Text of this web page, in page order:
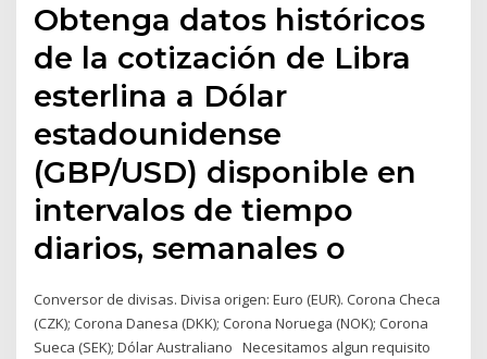
Obtenga datos históricos
de la cotización de Libra
esterlina a Dólar
estadounidense
(GBP/USD) disponible en
intervalos de tiempo
diarios, semanales o
Conversor de divisas. Divisa origen: Euro (EUR). Corona Checa
(CZK); Corona Danesa (DKK); Corona Noruega (NOK); Corona
Sueca (SEK); Dólar Australiano Necesitamos algun requisito